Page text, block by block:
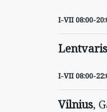
I-VII 08:00-
Lentvaris
I-VII 08:00-
Vilnius,